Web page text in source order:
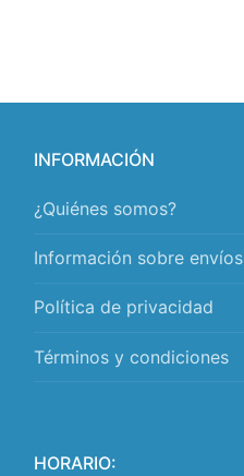
INFORMACIÓN
¿Quiénes somos?
Información sobre envíos
Política de privacidad
Términos y condiciones
HORARIO: